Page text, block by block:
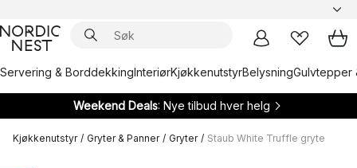
Servering & BorddekkingInteriørKjøkkenutstyrBelysningGulvtepper
Weekend Deals: Nye tilbud hver helg
Kjøkkenutstyr / Gryter & Panner / Gryter / Staub White Truffle gryte